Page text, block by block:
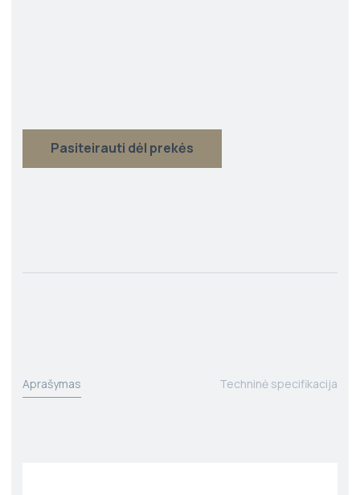
Pasiteirauti dėl prekės
Aprašymas Techninė specifikacija